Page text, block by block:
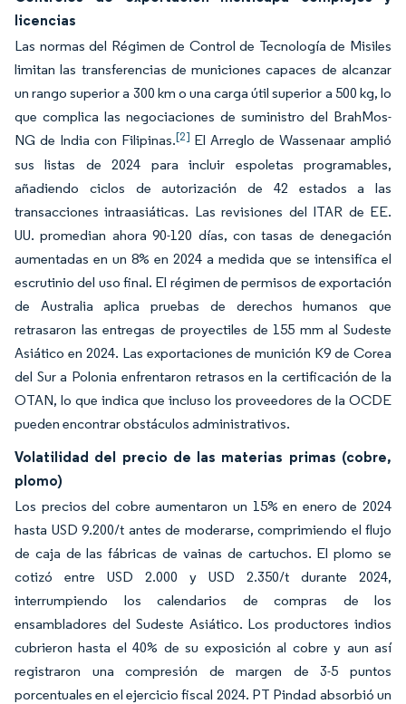
licencias
Las normas del Régimen de Control de Tecnología de Misiles
limitan las transferencias de municiones capaces de alcanzar
un rango superior a 300 km o una carga útil superior a 500 kg, lo
que complica las negociaciones de suministro del BrahMos-
NG de India con Filipinas.[2] El Arreglo de Wassenaar amplió
sus listas de 2024 para incluir espoletas programables,
añadiendo ciclos de autorización de 42 estados a las
transacciones intraasiáticas. Las revisiones del ITAR de EE.
UU. promedian ahora 90-120 días, con tasas de denegación
aumentadas en un 8% en 2024 a medida que se intensifica el
escrutinio del uso final. El régimen de permisos de exportación
de Australia aplica pruebas de derechos humanos que
retrasaron las entregas de proyectiles de 155 mm al Sudeste
Asiático en 2024. Las exportaciones de munición K9 de Corea
del Sur a Polonia enfrentaron retrasos en la certificación de la
OTAN, lo que indica que incluso los proveedores de la OCDE
pueden encontrar obstáculos administrativos.
Volatilidad del precio de las materias primas (cobre,
plomo)
Los precios del cobre aumentaron un 15% en enero de 2024
hasta USD 9.200/t antes de moderarse, comprimiendo el flujo
de caja de las fábricas de vainas de cartuchos. El plomo se
cotizó entre USD 2.000 y USD 2.350/t durante 2024,
interrumpiendo los calendarios de compras de los
ensambladores del Sudeste Asiático. Los productores indios
cubrieron hasta el 40% de su exposición al cobre y aun así
registraron una compresión de margen de 3-5 puntos
porcentuales en el ejercicio fiscal 2024. PT Pindad absorbió un